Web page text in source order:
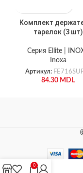
Комплект
тарелок (3 шт)
Серия Ellite |
Inoxa
Артикул:
84.30 MDL
0